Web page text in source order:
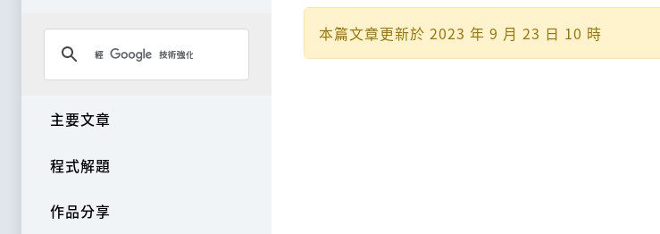
主要文章
程式解題
作品分享
本篇文章更新於 2023 年 9 月 23 日 10 時